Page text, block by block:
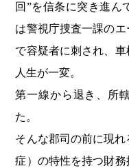
回”を信条に突き進ん
は警視庁捜査一課の
で容疑者に刺され、
人生が一変。
第一線から退き、所
た。
そんな郡司の前に現
症）の特性を持つ財